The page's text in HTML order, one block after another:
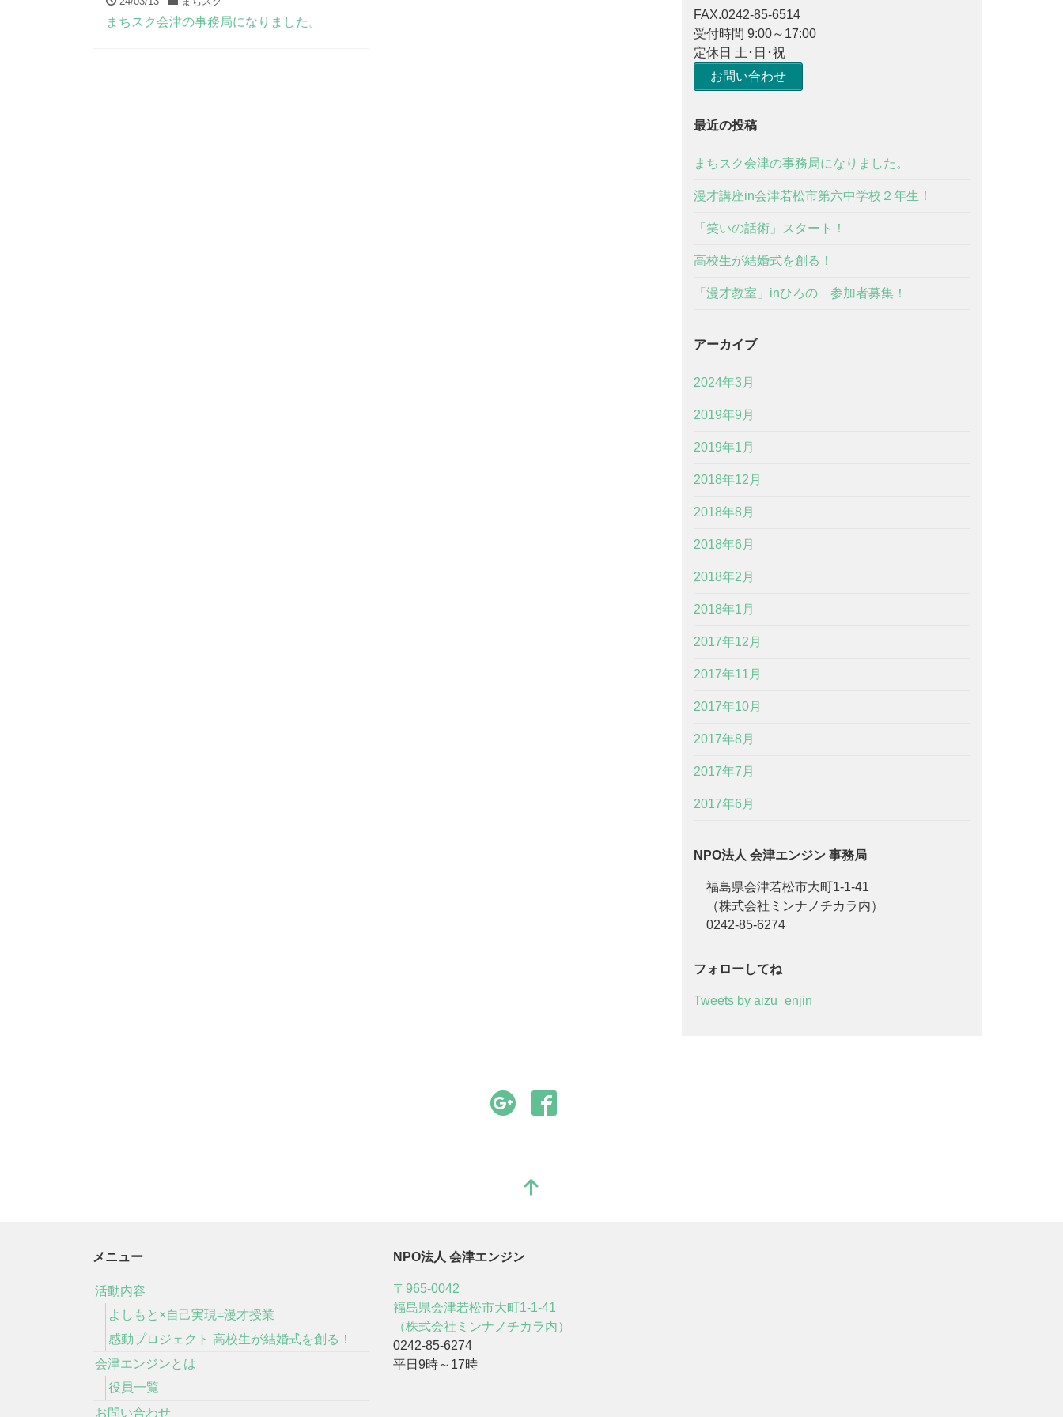
まちスク会津の事務局になりました。
FAX.0242-85-6514
受付時間 9:00～17:00
定休日 土･日･祝
お問い合わせ
最近の投稿
まちスク会津の事務局になりました。
漫才講座in会津若松市第六中学校２年生！
「笑いの話術」スタート！
高校生が結婚式を創る！
「漫才教室」inひろの 参加者募集！
アーカイブ
2024年3月
2019年9月
2019年1月
2018年12月
2018年8月
2018年6月
2018年2月
2018年1月
2017年12月
2017年11月
2017年10月
2017年8月
2017年7月
2017年6月
NPO法人 会津エンジン 事務局
福島県会津若松市大町1-1-41
（株式会社ミンナノチカラ内）
0242-85-6274
フォローしてね
Tweets by aizu_enjin
メニュー
活動内容
よしもと×自己実現=漫才授業
感動プロジェクト 高校生が結婚式を創る！
会津エンジンとは
役員一覧
お問い合わせ
NPO法人 会津エンジン
〒965-0042
福島県会津若松市大町1-1-41
（株式会社ミンナノチカラ内）
0242-85-6274
平日9時～17時